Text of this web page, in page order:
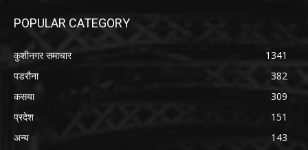
POPULAR CATEGORY
कुशीनगर समाचार
1341
पडरौना
382
कसया
309
प्रदेश
151
अन्य
143